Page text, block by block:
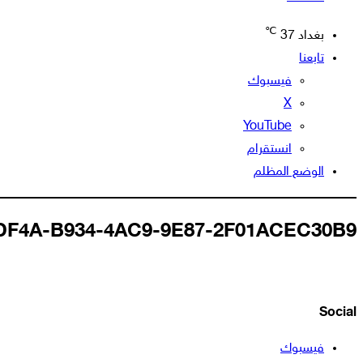
بغداد 37
℃
تابعنا
فيسبوك
‫X
‫YouTube
انستقرام
الوضع المظلم
B934-4AC9-9E87-2F01ACEC30B9
Social
فيسبوك